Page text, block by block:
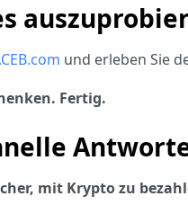
und erleben Sie
Fertig.
mit Krypto zu